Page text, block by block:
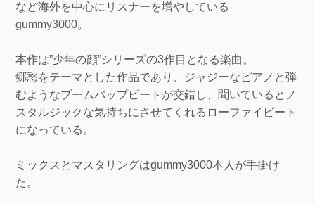
など海外を中心にリスナーを増やしている
gummy3000。
本作は”少年の顔”シリーズの3作目となる楽曲。
郷愁をテーマとした作品であり、ジャジーなピアノと弾
むようなブームバップビートが交錯し、聞いているとノ
スタルジックな気持ちにさせてくれるローファイビート
になっている。
ミックスとマスタリングはgummy3000本人が手掛け
た。